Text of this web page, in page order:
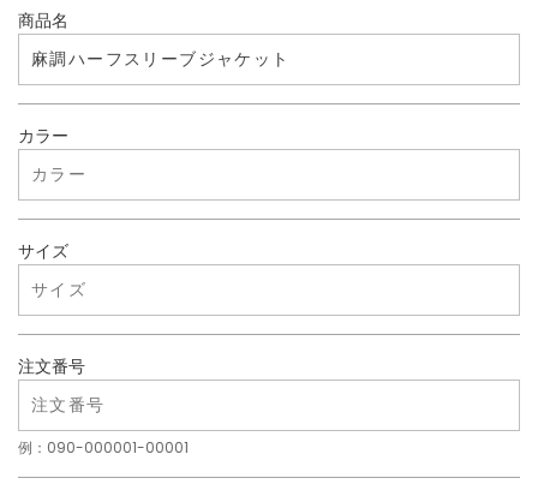
商品名
カラー
サイズ
注文番号
例：090-000001-00001